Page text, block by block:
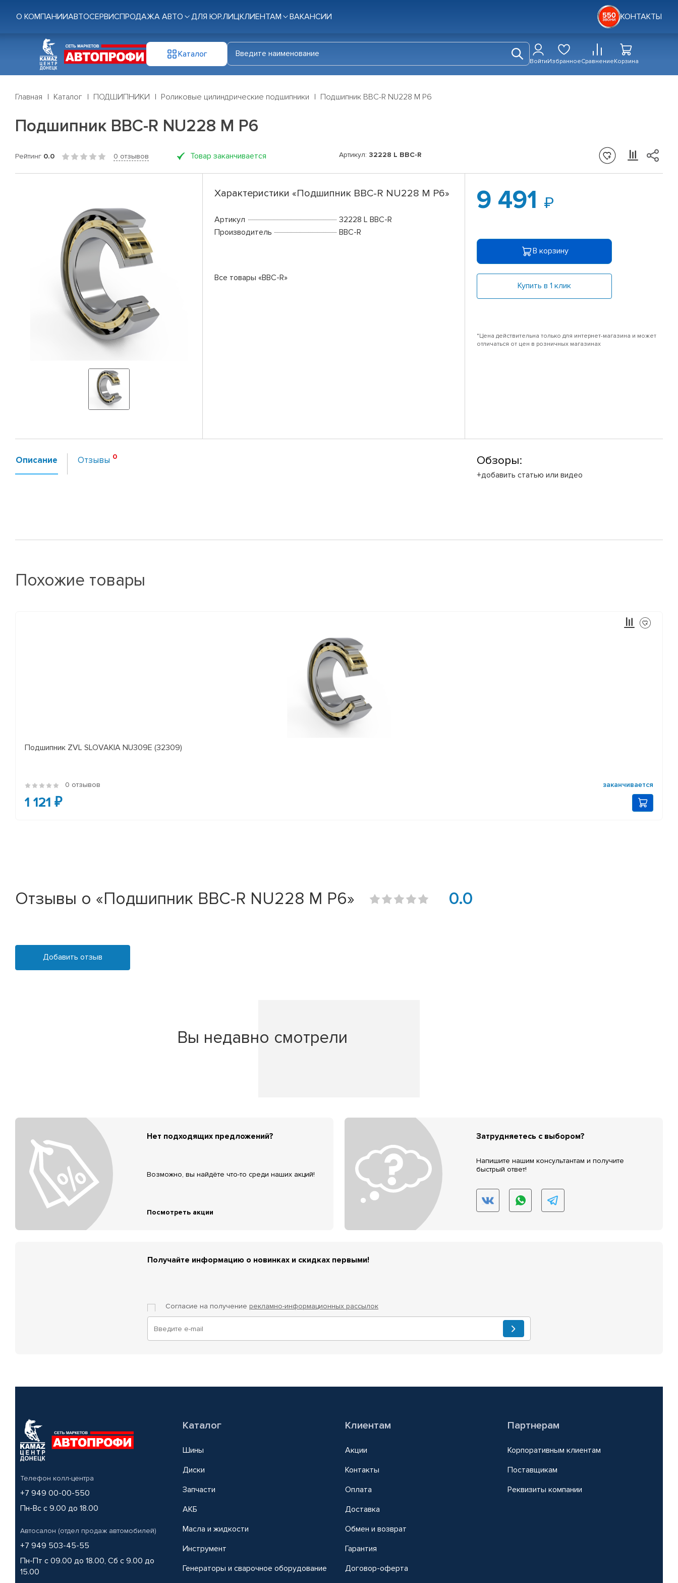
О КОМПАНИИАВТОСЕРВИСПРОДАЖА АВТО ДЛЯ ЮР.ЛИЦКЛИЕНТАМ ВАКАНСИИ КОНТАКТЫ
Каталог
ВойтиИзбранноеСравнениеКорзина
Главная Каталог ПОДШИПНИКИ Роликовые цилиндрические подшипники Подшипник BBC-R NU228 M P6
Подшипник BBC-R NU228 M P6
Рейтинг 0.0 0 отзывов Товар заканчивается Артикул: 32228 L BBC-R
Характеристики «Подшипник BBC-R NU228 M P6»
Артикул
32228 L BBC-R
Производитель
BBC-R
Все товары «BBC-R»
9 491
В корзину
Купить в 1 клик
*Цена действительна только для интернет-магазина и может
отличаться от цен в розничных магазинах
Описание Отзывы Обзоры:
+добавить статью или видео
Похожие товары
Подшипник ZVL SLOVAKIA NU309E (32309)
0 отзывов заканчивается
1 121 ₽
Отзывы о «Подшипник BBC-R NU228 M P6» 0.0
Добавить отзыв
Вы недавно смотрели
Нет подходящих предложений?
Возможно, вы найдёте что-то среди наших акций!
Посмотреть акции
Затрудняетесь с выбором?
Напишите нашим консультантам и получите
быстрый ответ!
Получайте информацию о новинках и скидках первыми!
Согласие на получение рекламно-информационных рассылок
Телефон колл-центра
+7 949 00-00-550
Пн-Вс с 9.00 до 18.00
Автосалон (отдел продаж автомобилей)
+7 949 503-45-55
Пн-Пт с 09.00 до 18.00, Сб с 9.00 до
15.00
Каталог
Шины
Диски
Запчасти
АКБ
Масла и жидкости
Инструмент
Генераторы и сварочное оборудование
Клиентам
Акции
Контакты
Оплата
Доставка
Обмен и возврат
Гарантия
Договор-оферта
Партнерам
Корпоративным клиентам
Поставщикам
Реквизиты компании